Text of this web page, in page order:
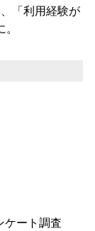
「利用経験が
ケート調査